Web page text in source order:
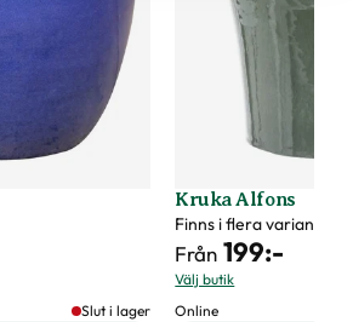
Slut i lager
Kruka Alfons
Finns i flera varianter
Från 199:-
Välj butik
Online